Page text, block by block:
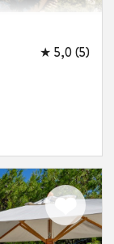
★ 5,0 (5)